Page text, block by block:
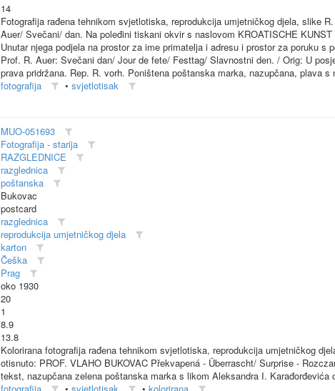
14
Fotografija rađena tehnikom svjetlotiska, reprodukcija umjetničkog djela, slike
Auer/ Svečani/ dan. Na poleđini tiskani okvir s naslovom KROATISCHE
Unutar njega podjela na prostor za ime primatelja i adresu i prostor za poruku s
Prof. R. Auer: Svečani dan/ Jour de fete/ Festtag/ Slavnostni den. / Orig: U
prava pridržana. Rep. R. vorh. Poništena poštanska marka, nazupčana, plava
fotografija • svjetlotisak
MUO-051693
Fotografija - starija
RAZGLEDNICE
razglednica
poštanska
Bukovac
postcard
razglednica
reprodukcija umjetničkog djela
karton
Češka
Prag
oko 1930
20
1
8.9
13.8
Kolorirana fotografija rađena tehnikom svjetlotiska, reprodukcija umjetničkog
otisnuto: PROF. VLAHO BUKOVAC Překvapená - Überrascht/ Surprise -
tekst, nazupčana zelena poštanska marka s likom Aleksandra I. Karađorđevića